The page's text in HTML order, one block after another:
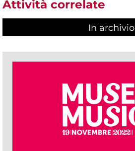
Attività correlate
In archivio